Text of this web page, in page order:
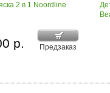
2 в 1 Noordline
Предзаказ
р.